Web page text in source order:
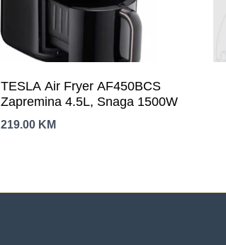
TESLA Air Fryer AF450BCS
Zapremina 4.5L, Snaga 1500W
219.00 KM